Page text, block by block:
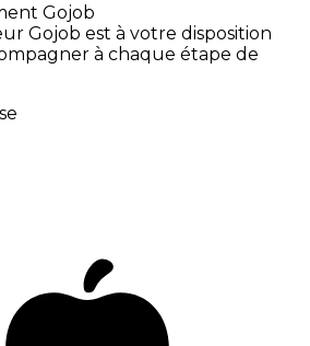
Gojob
Gojob est à votre disposition
à chaque étape de